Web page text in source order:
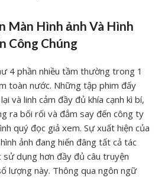
Màn Hình ảnh Và Hình
Công Chúng
4 phần nhiều tầm thường trong 1
toàn nước. Những tập phim đấy
và linh cảm đầy đủ khía cạnh kì bí,
ra bối rối và đắm say đến công ty
quý đọc giả xem. Sự xuất hiện của
ảnh đang hiến đâng tất cả tác
dụng hơn đầy đủ câu truyện
lượng này. Thông qua ngôn ngữ